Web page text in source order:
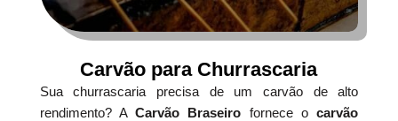
Carvão para Churrascaria
Sua churrascaria precisa de um carvão de alto
rendimento? ACarvão Braseiro fornece ocarvão